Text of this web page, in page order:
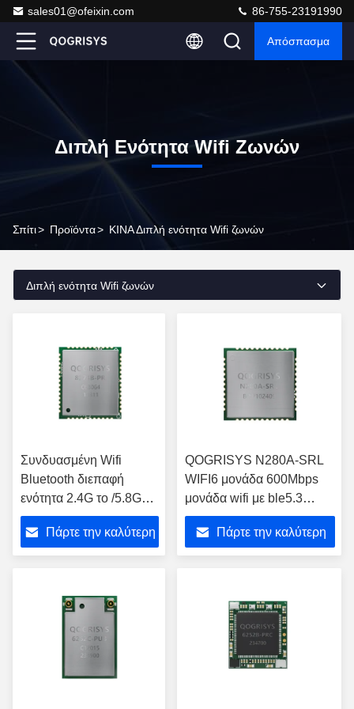
sales01@ofeixin.com 86-755-23191990
Απόσπασμα
Διπλή Ενότητα Wifi Ζωνών
Σπίτι> Προϊόντα> ΚΙΝΑ Διπλή ενότητα Wifi ζωνών
Διπλή ενότητα Wifi ζωνών
Συνδυασμένη Wifi
Bluetooth διεπαφή
ενότητα 2.4G το /5.8G
PCIE για τα παράθυρα
PC ταμπλετών
Πάρτε την καλύτερη
QOGRISYS N280A-SRL
WIFI6 μονάδα 600Mbps
μονάδα wifi με ble5.3
διεπαφή wifi 6 μουντλ
Πάρτε την καλύτερη